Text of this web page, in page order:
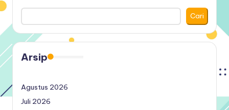
Cari
Arsip
Agustus 2026
Juli 2026